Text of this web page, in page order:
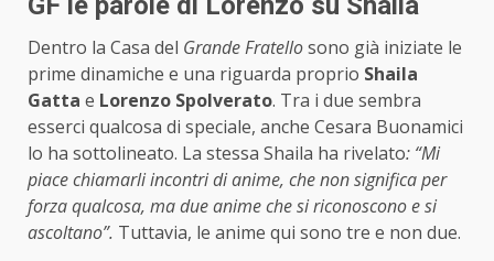
Dentro la Casa del Grande Fratellosono già iniziate le
prime dinamiche e una riguarda proprio Shaila
Gatta e Lorenzo Spolverato. Tra i due sembra
esserci qualcosa di speciale, anche Cesara Buonamici
lo ha sottolineato. La stessa Shaila ha rivelato: “Mi
piace chiamarli incontri di anime, che non significa per
forza qualcosa, ma due anime che si riconoscono e si
ascoltano”. Tuttavia, le anime qui sono tre e non due.